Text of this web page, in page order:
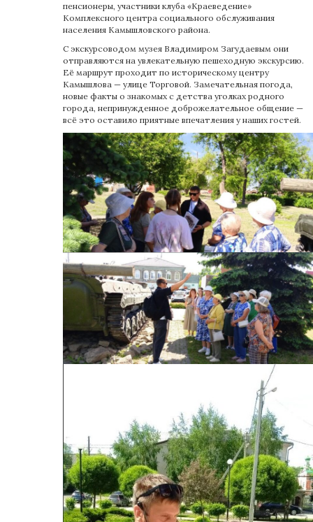
пенсионеры, участники клуба «Краеведение»
Комплексного центра социального обслуживания
населения Камышловского района.
С экскурсоводом музея Владимиром Загудаевым они
отправляются на увлекательную пешеходную экскурсию.
Её маршрут проходит по историческому центру
Камышлова — улице Торговой. Замечательная погода,
новые факты о знакомых с детства уголках родного
города, непринужденное доброжелательное общение —
всё это оставило приятные впечатления у наших гостей.